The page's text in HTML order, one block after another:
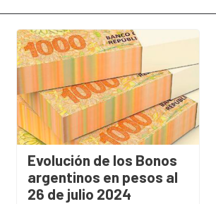
Evolución de los Bonos
argentinos en pesos al
26 de julio 2024